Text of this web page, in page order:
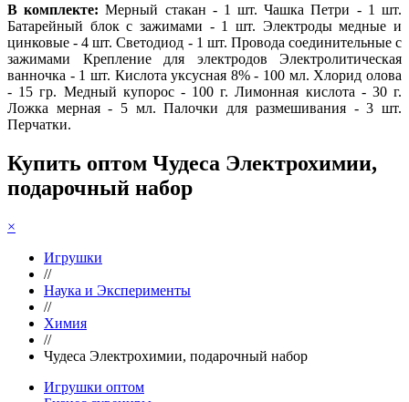
В комплекте: Мерный стакан - 1 шт. Чашка Петри - 1 шт.
Батарейный блок с зажимами - 1 шт. Электроды медные и
цинковые - 4 шт. Светодиод - 1 шт. Провода соединительные с
зажимами Крепление для электродов Электролитическая
ванночка - 1 шт. Кислота уксусная 8% - 100 мл. Хлорид олова
- 15 гр. Медный купорос - 100 г. Лимонная кислота - 30 г.
Ложка мерная - 5 мл. Палочки для размешивания - 3 шт.
Перчатки.
Купить оптом Чудеса Электрохимии,
подарочный набор
×
Игрушки
//
Наука и Эксперименты
//
Химия
//
Чудеса Электрохимии, подарочный набор
Игрушки оптом